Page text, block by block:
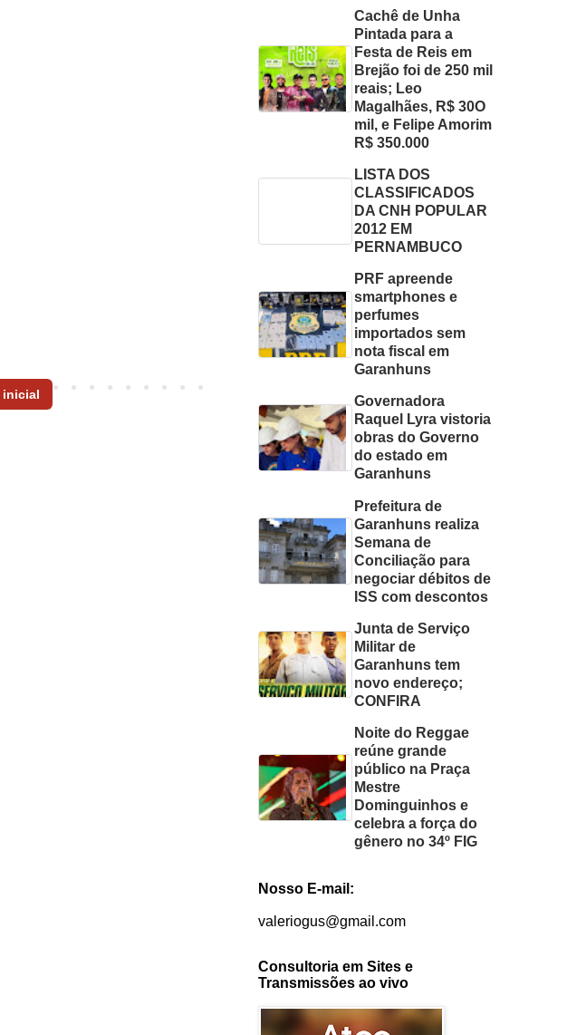
inicial
Cachê de Unha
Pintada para a
Festa de Reis em
Brejão foi de 250 mil
reais; Leo
Magalhães, R$ 30O
mil, e Felipe Amorim
R$ 350.000
LISTA DOS
CLASSIFICADOS
DA CNH POPULAR
2012 EM
PERNAMBUCO
PRF apreende
smartphones e
perfumes
importados sem
nota fiscal em
Garanhuns
Governadora
Raquel Lyra vistoria
obras do Governo
do estado em
Garanhuns
Prefeitura de
Garanhuns realiza
Semana de
Conciliação para
negociar débitos de
ISS com descontos
Junta de Serviço
Militar de
Garanhuns tem
novo endereço;
CONFIRA
Noite do Reggae
reúne grande
público na Praça
Mestre
Dominguinhos e
celebra a força do
gênero no 34º FIG
Nosso E-mail:
valeriogus@gmail.com
Consultoria em Sites e
Transmissões ao vivo